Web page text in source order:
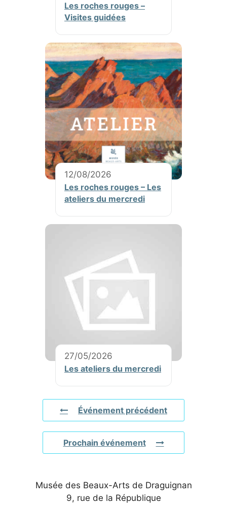
Les roches rouges –
Visites guidées
12/08/2026
Les roches rouges – Les
ateliers du mercredi
27/05/2026
Les ateliers du mercredi
Événement précédent
Prochain événement
Musée des Beaux-Arts de Draguignan
9, rue de la République